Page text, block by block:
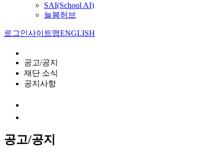
SAI(School AI)
늘봄허브
로그인사이트맵ENGLISH
공고/공지
재단 소식
공지사항
공고/공지